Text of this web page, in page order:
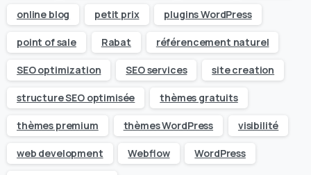
online blog petit prix plugins WordPress
point of sale Rabat référencement naturel
SEO optimization SEO services site creation
structure SEO optimisée thèmes gratuits
thèmes premium thèmes WordPress visibilité
web development Webflow WordPress